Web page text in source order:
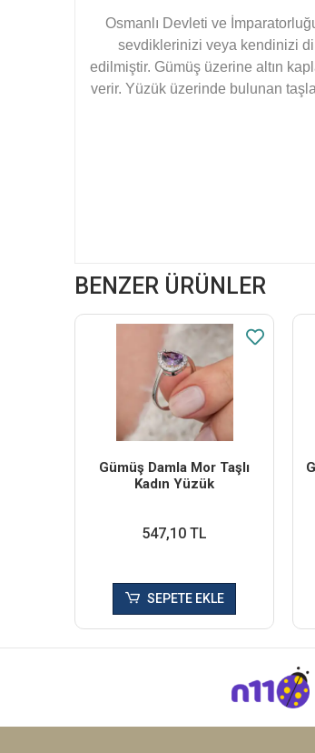
Osmanlı Devleti ve
sevdiklerinizi veya kendinizi
edilmiştir. Gümüş üzerine altın
verir. Yüzük üzerinde bulunan
BENZER ÜRÜNLER
Gümüş Damla Mor Taşlı
Kadın Yüzük
547,10 TL
SEPETE EKLE